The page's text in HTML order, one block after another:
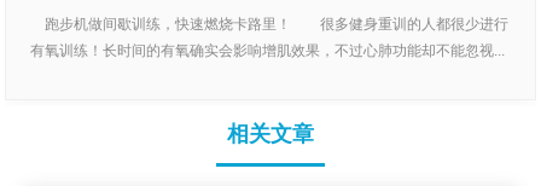
跑步机做间歇训练，快速燃烧卡路里！ 很多健身重训的人都很少进行
有氧训练！长时间的有氧确实会影响增肌效果，不过心肺功能却不能忽视...
相关文章